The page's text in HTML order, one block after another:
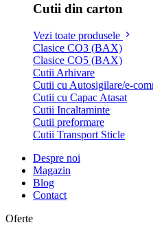
Cutii din carton
Vezi toate produsele
Clasice CO3 (BAX)
Clasice CO5 (BAX)
Cutii Arhivare
Cutii cu Autosigilare/e-
Cutii cu Capac Atasat
Cutii Incaltaminte
Cutii preformare
Cutii Transport Sticle
Despre noi
Magazin
Blog
Contact
Oferte